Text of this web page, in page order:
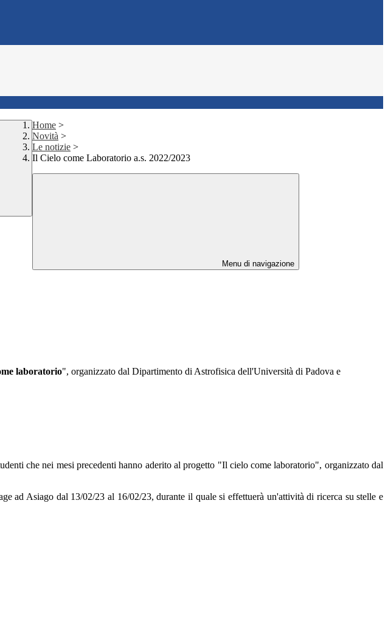
Home >
Novità >
Le notizie >
Il Cielo come Laboratorio a.s. 2022/2023
Menu di navigazione
laboratorio", organizzato dal Dipartimento di Astrofisica dell'Università di Padova e
che nei mesi precedenti hanno aderito al progetto "Il cielo come laboratorio", organizzato dal
ad Asiago dal 13/02/23 al 16/02/23, durante il quale si effettuerà un'attività di ricerca su stelle e